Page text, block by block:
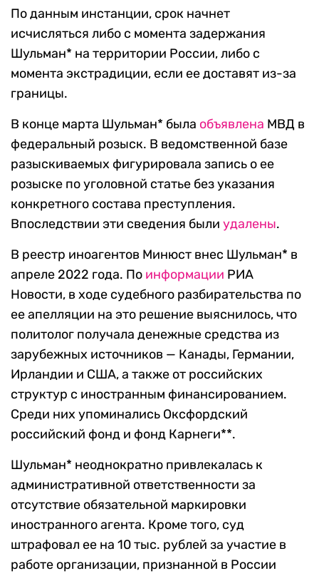
По данным инстанции, срок начнет
исчисляться либо с момента задержания
Шульман* на территории России, либо с
момента экстрадиции, если ее доставят из-за
границы.
В конце марта Шульман* была объявлена МВД в
федеральный розыск. В ведомственной базе
разыскиваемых фигурировала запись о ее
розыске по уголовной статье без указания
конкретного состава преступления.
Впоследствии эти сведения были удалены.
В реестр иноагентов Минюст внес Шульман* в
апреле 2022 года. По информации РИА
Новости, в ходе судебного разбирательства по
ее апелляции на это решение выяснилось, что
политолог получала денежные средства из
зарубежных источников — Канады, Германии,
Ирландии и США, а также от российских
структур с иностранным финансированием.
Среди них упоминались Оксфордский
российский фонд и фонд Карнеги**.
Шульман* неоднократно привлекалась к
административной ответственности за
отсутствие обязательной маркировки
иностранного агента. Кроме того, суд
штрафовал ее на 10 тыс. рублей за участие в
работе организации, признанной в России